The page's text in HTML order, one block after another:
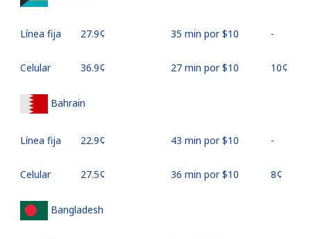
Línea fija ⁦27.9¢⁩ 35 min por ⁦$10⁩ -
Celular ⁦36.9¢⁩ 27 min por ⁦$10⁩ ⁦10¢⁩
Bahrain
Línea fija ⁦22.9¢⁩ 43 min por ⁦$10⁩ -
Celular ⁦27.5¢⁩ 36 min por ⁦$10⁩ ⁦8¢⁩
Bangladesh